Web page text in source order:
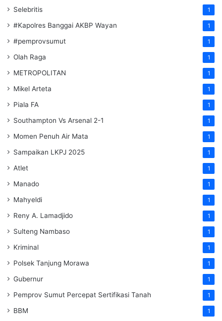
Selebritis 1
#Kapolres Banggai AKBP Wayan 1
#pemprovsumut 1
Olah Raga 1
METROPOLITAN 1
Mikel Arteta 1
Piala FA 1
Southampton Vs Arsenal 2-1 1
Momen Penuh Air Mata 1
Sampaikan LKPJ 2025 1
Atlet 1
Manado 1
Mahyeldi 1
Reny A. Lamadjido 1
Sulteng Nambaso 1
Kriminal 1
Polsek Tanjung Morawa 1
Gubernur 1
Pemprov Sumut Percepat Sertifikasi Tanah 1
BBM 1